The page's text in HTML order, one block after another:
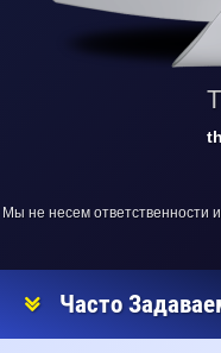
Мы не несем ответственности
Часто